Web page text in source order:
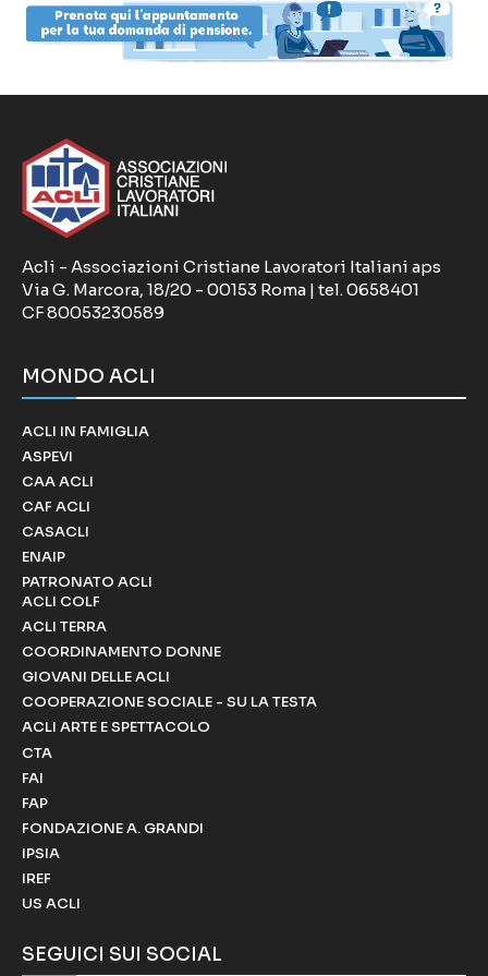
Acli - Associazioni Cristiane Lavoratori Italiani aps
Via G. Marcora, 18/20 - 00153 Roma | tel. 0658401
CF 80053230589
MONDO ACLI
ACLI IN FAMIGLIA
ASPEVI
CAA ACLI
CAF ACLI
CASACLI
ENAIP
PATRONATO ACLI
ACLI COLF
ACLI TERRA
COORDINAMENTO DONNE
GIOVANI DELLE ACLI
COOPERAZIONE SOCIALE - SU LA TESTA
ACLI ARTE E SPETTACOLO
CTA
FAI
FAP
FONDAZIONE A. GRANDI
IPSIA
IREF
US ACLI
SEGUICI SUI SOCIAL